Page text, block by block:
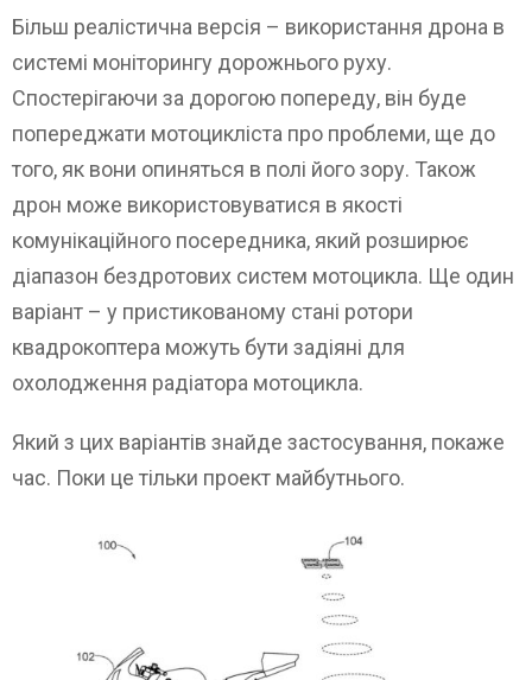
Більш реалістична версія – використання дрона в
системі моніторингу дорожнього руху.
Спостерігаючи за дорогою попереду, він буде
попереджати мотоцикліста про проблеми, ще до
того, як вони опиняться в полі його зору. Також
дрон може використовуватися в якості
комунікаційного посередника, який розширює
діапазон бездротових систем мотоцикла. Ще один
варіант – у пристикованому стані ротори
квадрокоптера можуть бути задіяні для
охолодження радіатора мотоцикла.
Який з цих варіантів знайде застосування, покаже
час. Поки це тільки проект майбутнього.